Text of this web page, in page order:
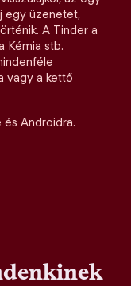
egy üzenetet,
A Tinder a
Kémia stb.
vagy a kettő
Androidra.